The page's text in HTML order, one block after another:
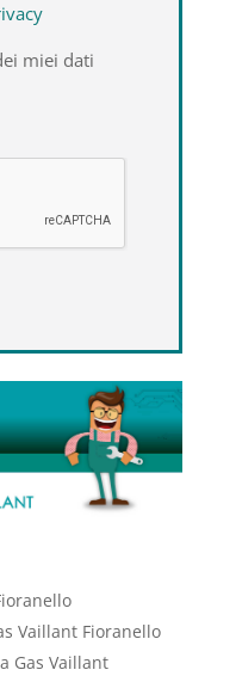
miei dati
Vaillant Fioranello
Gas Vaillant